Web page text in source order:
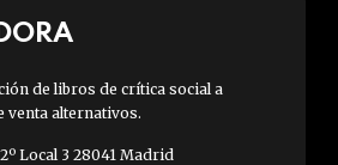
de libros de crítica social a
venta alternativos.
Local 3 28041 Madrid